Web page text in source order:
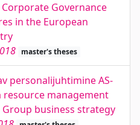
Governance
in the European
master's theses
personalijuhtimine AS-
resource management
business strategy